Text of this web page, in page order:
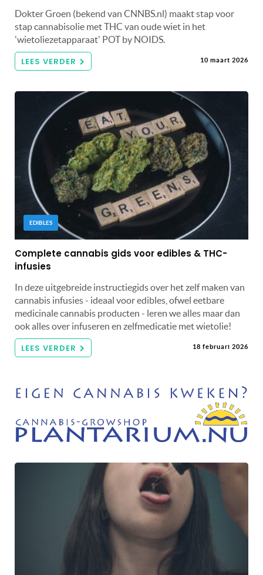
Dokter Groen (bekend van CNNBS.nl) maakt stap voor
stap cannabisolie met THC van oude wiet in het
'wietoliezetapparaat' POT by NOIDS.
LEES VERDER 10 maart 2026
EDIBLES
Complete cannabis gids voor edibles & THC-
infusies
In deze uitgebreide instructiegids over het zelf maken van
cannabis infusies - ideaal voor edibles, ofwel eetbare
medicinale cannabis producten - leren we alles maar dan
ook alles over infuseren en zelfmedicatie met wietolie!
LEES VERDER 18 februari 2026